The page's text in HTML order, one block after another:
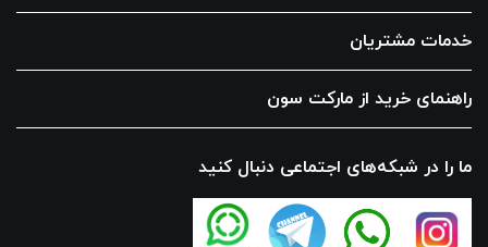
خدمات مشتریان
راهنمای خرید از مارکت سون
ما را در شبکه‌های اجتماعی دنبال کنید